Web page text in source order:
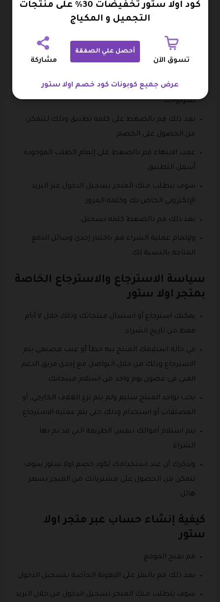
بعد ذلك قم بالتوجه إلى المتجر والتسوق بين أقسامه.
قم باختيار المنتجات التي ترغب من الحصول عليها
بالضغط على زر أضف إلى السلة.
قم بإدخال كود خصم اولا ستور في المكان المخصص
للكوبونات.
بعد ذلك قم بالضغط على كلمة تطبيق وذلك لتتمكن
من الحصول على الخصم.
عقب الانتهاء قم بالضغط على إتمام الطلب الموجودة
أسفل التطبيق.
سوف يتطلب منك المتجر تسجيل الدخول عبر البريد
الإلكتروني الخاص بك وكلمة المرور.
بعد ذلك قم بالضغط كلمة تسجيل.
ولإتمام عملية الشراء قم باختيار إحدى وسائل الدفع
المتاحة بالنسبة لك.
سياسة الاسترجاع والاسترجاع الخاصة
بمتجر اولا ستور
يمكنك استرجاع أو استبدال منتجاتك وذلك خلال ٧ أيام
فقط من تاريخ الشراء.
في حالة استلامك المنتج بيه خطأ أو عيب مصنعي يتم
الاسترجاع وذلك من خلال التواصل مع إحدى فريق الدعم
الفني في غضون يوم واحد من استلام منتجاتك.
يجب تواجد المنتج سليم ولم يتم نزع الغلاف الخارجي، أو
المصلقات أو استخدام وذلك حتى يتم عملية الاسترجاع.
يتم استلام أموالك بنفس الطريقة التي قد تم بها
الشراء.
ونذكرك أن عند استخدامك لكود خصم اولا ستور سوف
تتمكن من الحصول على مشترياتك من المتجر بسعر
هائل.
كيفية إنشاء حساب عبر متجر اولا
ستور
قم بفتح الموقع .
بعد ذلك قم بالنقر على الايقونة الخاصة بتسجيل الدخول.
سوف يتطلب منك المتجر تسجيل الدخول من خلال البريد
كود اولا ستور تخفيضات 30% على منتجات
التجميل و المكياج
تسوق الآن
أحصل علي الصفقة
مشاركة
عرض جميع كوبونات كود خصم اولا ستور